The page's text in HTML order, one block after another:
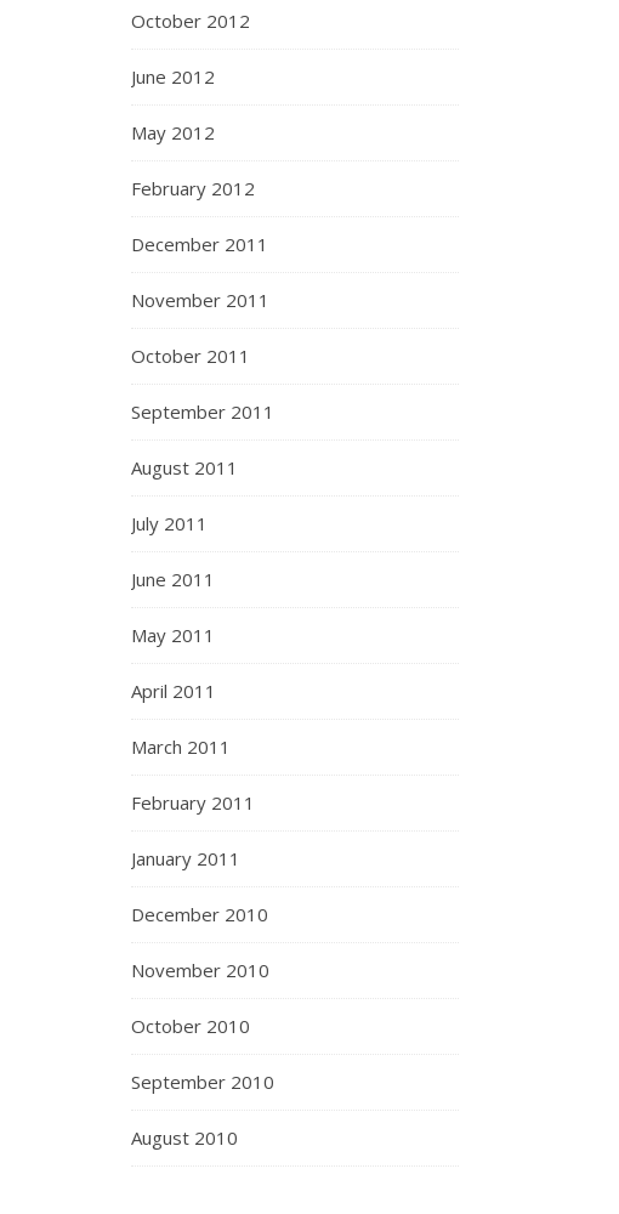
October 2012
June 2012
May 2012
February 2012
December 2011
November 2011
October 2011
September 2011
August 2011
July 2011
June 2011
May 2011
April 2011
March 2011
February 2011
January 2011
December 2010
November 2010
October 2010
September 2010
August 2010